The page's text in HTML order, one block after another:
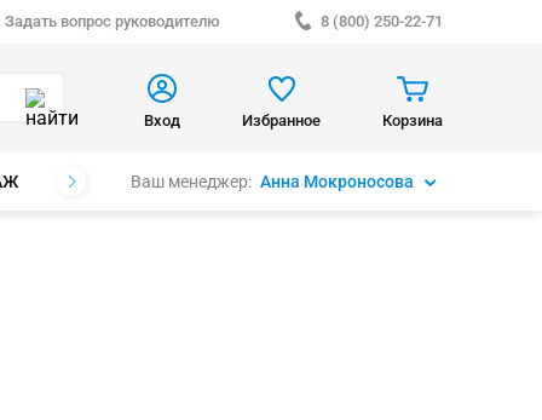
Задать вопрос руководителю 8 (800) 250-22-71
Вход Избранное Корзина
БРЕНДЫВаш менеджер: Анна Мокроносова